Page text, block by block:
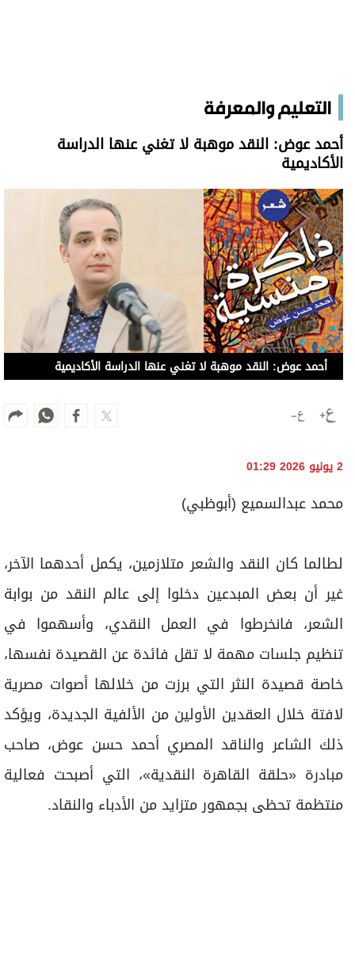
أحمد عوض: النقد موهبة لا تغني عنها الدراسة الأكاديمية
2 يونيو 2026 01:29
محمد عبدالسميع (أبوظبي)
غير أن بعض المبدعين دخلوا إلى عالم النقد من بوابة
الشعر، فانخرطوا في العمل النقدي، وأسهموا في
خاصة قصيدة النثر التي برزت من خلالها أصوات مصرية
لافتة خلال العقدين الأولين من الألفية الجديدة، ويؤكد
ذلك الشاعر والناقد المصري أحمد حسن عوض، صاحب
مبادرة «حلقة القاهرة النقدية»، التي أصبحت فعالية
منتظمة تحظى بجمهور متزايد من الأدباء والنقاد.
متحف زايد الوطني.. تجسيد لرؤية الشيخ زايد وإرثه